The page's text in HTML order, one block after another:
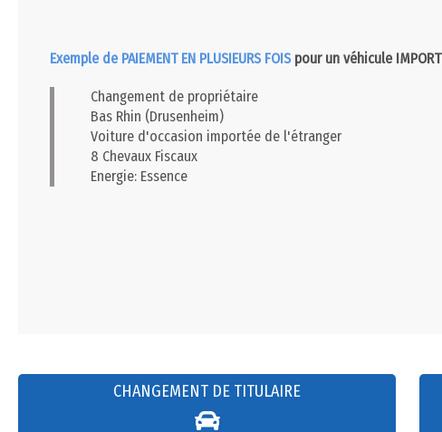
Exemple de PAIEMENT EN PLUSIEURS FOISpour un véhicule IMPORT
Changement de propriétaire
Bas Rhin (Drusenheim)
Voiture d'occasion importée de l'étranger
8 Chevaux Fiscaux
Energie: Essence
CHANGEMENT DE TITULAIRE